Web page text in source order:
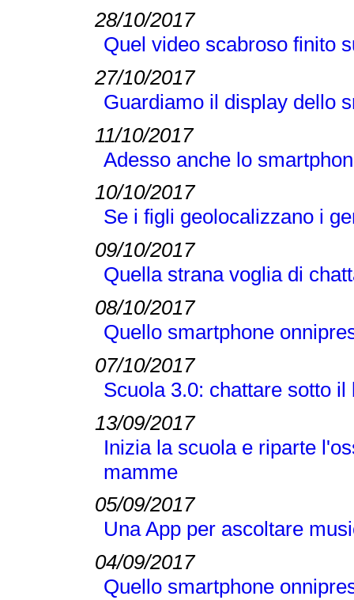
28/10/2017
Quel video scabroso finito
27/10/2017
Guardiamo il display dello
11/10/2017
Adesso anche lo
10/10/2017
Se i figli geolocalizzano i
09/10/2017
Quella strana voglia di
08/10/2017
Quello smartphone
07/10/2017
Scuola 3.0: chattare sotto
13/09/2017
Inizia la scuola e riparte
mamme
05/09/2017
Una App per ascoltare
04/09/2017
Quello smartphone